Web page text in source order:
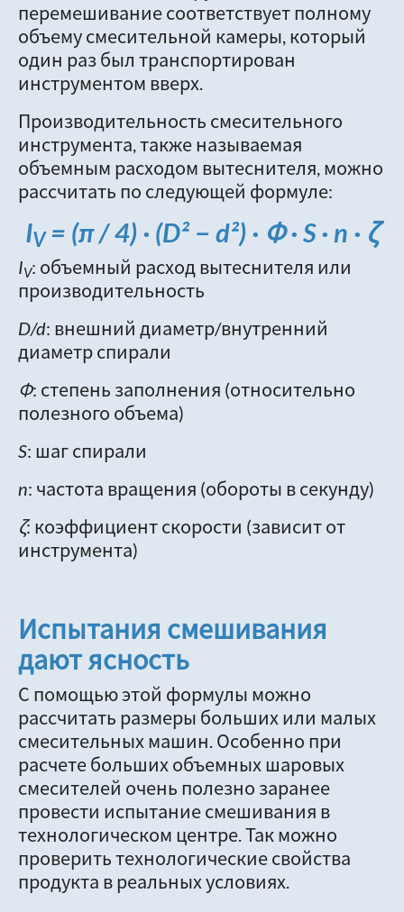
перемешивание соответствует полному
объему смесительной камеры, который
один раз был транспортирован
инструментом вверх.
Производительность смесительного
инструмента, также называемая
объемным расходом вытеснителя, можно
рассчитать по следующей формуле:
IV= (π / 4) · (D² − d²) · Φ · S · n · ζ
IV: объемный расход вытеснителя или
производительность
D/d: внешний диаметр/внутренний
диаметр спирали
Φ: степень заполнения (относительно
полезного объема)
S: шаг спирали
n: частота вращения (обороты в секунду)
ζ: коэффициент скорости (зависит от
инструмента)
Испытания смешивания
дают ясность
С помощью этой формулы можно
рассчитать размеры больших или малых
смесительных машин. Особенно при
расчете больших объемных шаровых
смесителей очень полезно заранее
провести испытание смешивания в
технологическом центре. Так можно
проверить технологические свойства
продукта в реальных условиях.